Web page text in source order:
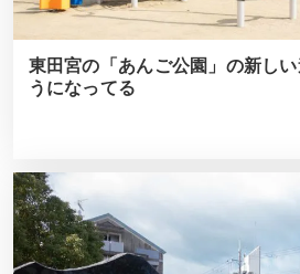
東田宮の「あんご公園」の新し
うになってる